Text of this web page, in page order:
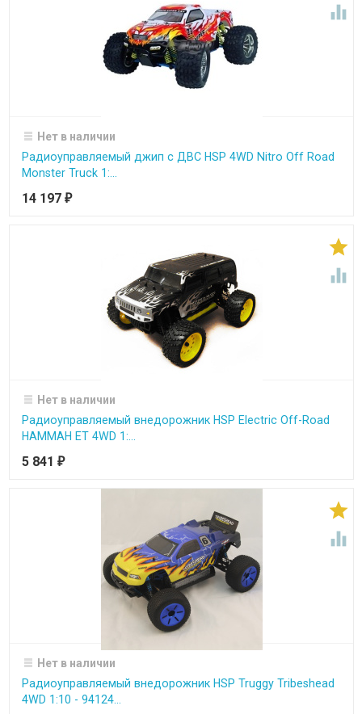

Нет в наличии
Радиоуправляемый джип с ДВС HSP 4WD Nitro Off Road
Monster Truck 1:...
14 197 ₽


Нет в наличии
Радиоуправляемый внедорожник HSP Electric Off-Road
HAMMAH ET 4WD 1:...
5 841 ₽


Нет в наличии
Радиоуправляемый внедорожник HSP Truggy Tribeshead
4WD 1:10 - 94124...